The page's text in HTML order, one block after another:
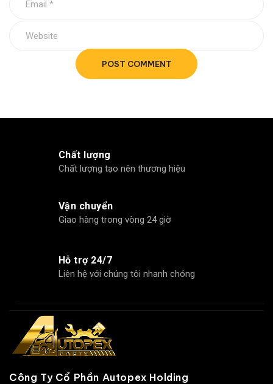
POST COMMENT
Chất lượng
Chất lượng tạo nên thương hiệu
Vận chuyển
Giao hàng trong vòng 24 giờ
Hỗ trợ 24/7
Liên hệ với chúng tôi nhanh chóng
Công Ty Cổ Phần Autopex Holding